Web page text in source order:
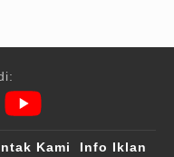
Kami
Info Iklan